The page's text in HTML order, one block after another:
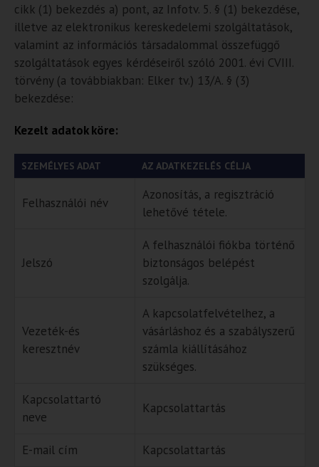
cikk (1) bekezdés a) pont, az Infotv. 5. § (1) bekezdése,
illetve az elektronikus kereskedelemi szolgáltatások,
valamint az információs társadalommal összefüggő
szolgáltatások egyes kérdéseiről szóló 2001. évi CVIII.
törvény (a továbbiakban: Elker tv.) 13/A. § (3)
bekezdése:
Kezelt adatok köre:
SZEMÉLYES ADAT AZ ADATKEZELÉS CÉLJA
Felhasználói név
Azonosítás, a regisztráció
lehetővé tétele.
Jelszó
A felhasználói fiókba történő
biztonságos belépést
szolgálja.
Vezeték-és
keresztnév
A kapcsolatfelvételhez, a
vásárláshoz és a szabályszerű
számla kiállításához
szükséges.
Kapcsolattartó
neve
Kapcsolattartás
E-mail cím Kapcsolattartás